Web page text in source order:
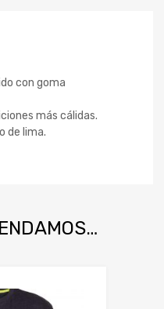
con goma
más cálidas.
de lima.